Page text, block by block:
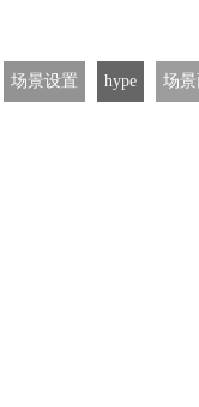
场景设置 hype 场景